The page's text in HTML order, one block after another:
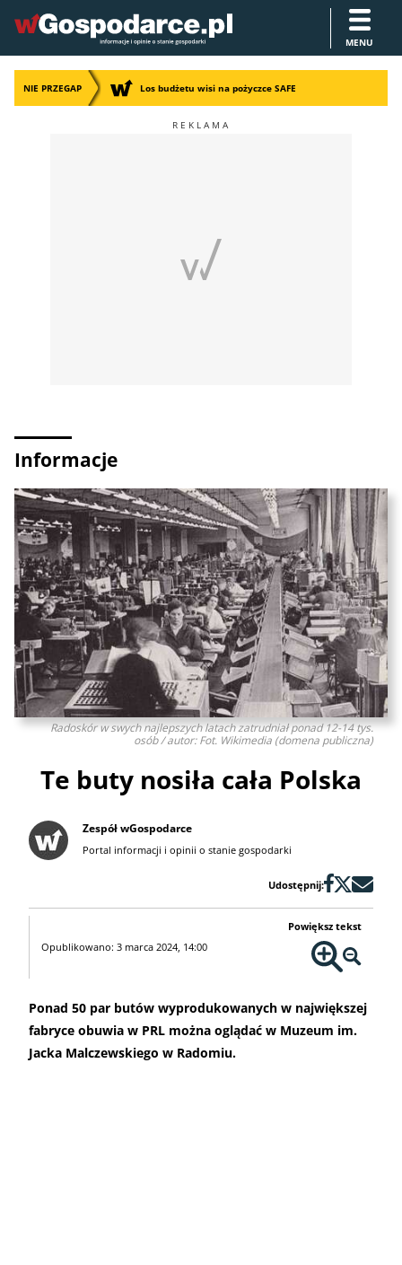
MENU
NIE PRZEGAP Los budżetu wisi na pożyczce SAFE
Informacje
Radoskór w swych najlepszych latach zatrudniał ponad 12-14 tys.
osób / autor: Fot. Wikimedia (domena publiczna)
Te buty nosiła cała Polska
Zespół wGospodarce
Portal informacji i opinii o stanie gospodarki
Udostępnij:
Opublikowano: 3 marca 2024, 14:00
Powiększ tekst
Ponad 50 par butów wyprodukowanych w największej
fabryce obuwia w PRL można oglądać w Muzeum im.
Jacka Malczewskiego w Radomiu.